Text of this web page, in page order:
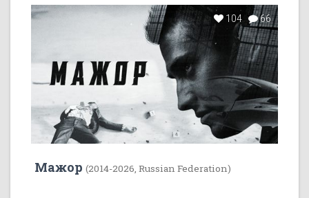
104 66
Мажор (2014-2026, Russian Federation)